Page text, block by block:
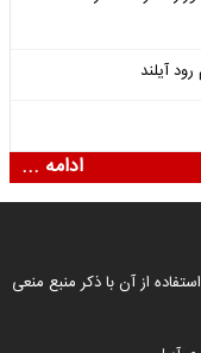
ادامه ...
از آن با ذکر منبع منعی